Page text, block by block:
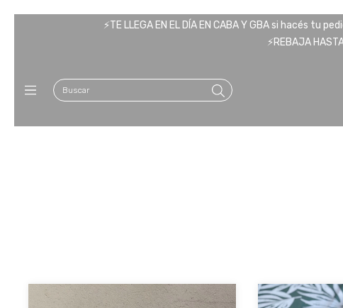
⚡️TE LLEGA EN EL DÍA EN CABA Y GBA si hacés tu
⚡️REBAJA